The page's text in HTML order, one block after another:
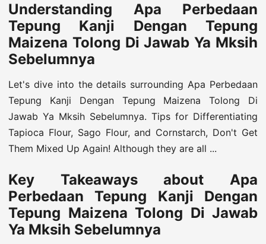
Understanding Apa Perbedaan
Tepung Kanji Dengan Tepung
Maizena Tolong Di Jawab Ya Mksih
Sebelumnya
Let's dive into the details surrounding Apa Perbedaan
Tepung Kanji Dengan Tepung Maizena Tolong Di
Jawab Ya Mksih Sebelumnya. Tips for Differentiating
Tapioca Flour, Sago Flour, and Cornstarch, Don't Get
Them Mixed Up Again! Although they are all ...
Key Takeaways about Apa
Perbedaan Tepung Kanji Dengan
Tepung Maizena Tolong Di Jawab
Ya Mksih Sebelumnya